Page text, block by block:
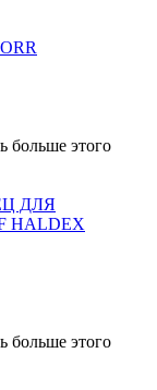
больше этого
ДЛЯ
больше этого